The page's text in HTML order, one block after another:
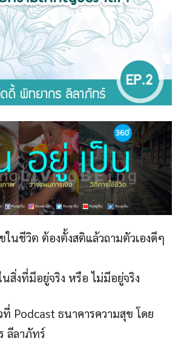
ในชีวิต ต้องตั้งสติแล้วถามตัวเองดีๆ
นสิ่งที่มีอยู่จริง หรือ ไม่มีอยู่จริง
Podcast ธนาคารความสุข โดย
ลีลาภัทร์